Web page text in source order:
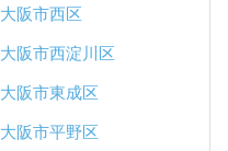
大阪市西区
大阪市西淀川区
大阪市東成区
大阪市平野区